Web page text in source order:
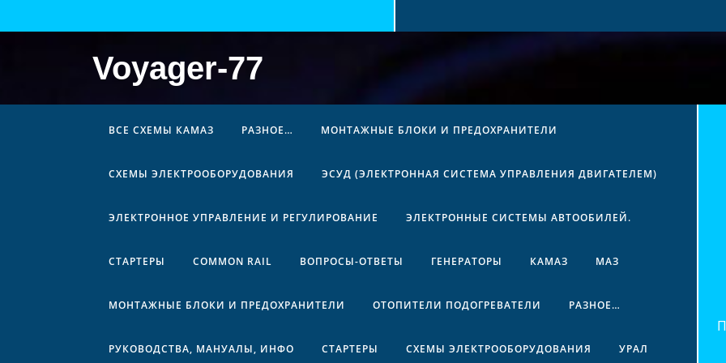
Voyager-77
ВСЕ СХЕМЫ КАМАЗ РАЗНОЕ… МОНТАЖНЫЕ БЛОКИ И ПРЕДОХРАНИТЕЛИ
СХЕМЫ ЭЛЕКТРООБОРУДОВАНИЯ ЭСУД (ЭЛЕКТРОННАЯ СИСТЕМА УПРАВЛЕНИЯ ДВИГАТЕЛЕМ)
ЭЛЕКТРОННОЕ УПРАВЛЕНИЕ И РЕГУЛИРОВАНИЕ ЭЛЕКТРОННЫЕ СИСТЕМЫ АВТООБИЛЕЙ.
СТАРТЕРЫ COMMON RAIL ВОПРОСЫ-ОТВЕТЫ ГЕНЕРАТОРЫ КАМАЗ МАЗ
МОНТАЖНЫЕ БЛОКИ И ПРЕДОХРАНИТЕЛИ ОТОПИТЕЛИ ПОДОГРЕВАТЕЛИ РАЗНОЕ…
РУКОВОДСТВА, МАНУАЛЫ, ИНФО СТАРТЕРЫ СХЕМЫ ЭЛЕКТРООБОРУДОВАНИЯ УРАЛ